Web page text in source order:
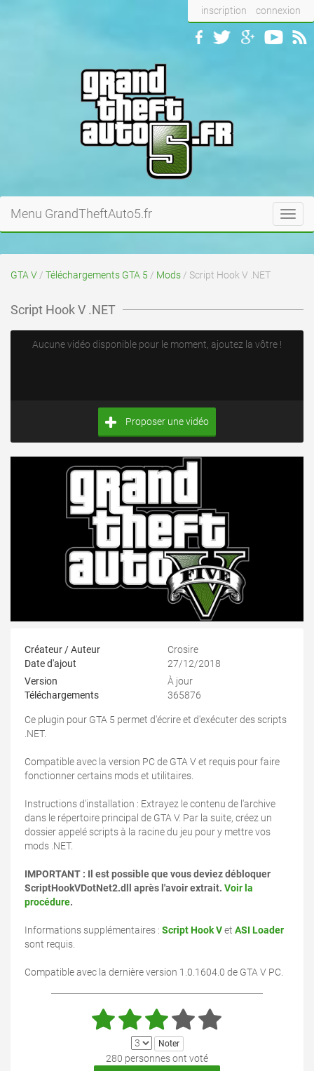
inscription connexion
Menu GrandTheftAuto5.fr
GTA V / Téléchargements GTA 5 / Mods / Script Hook V .NET
Script Hook V .NET
Aucune vidéo disponible pour le moment, ajoutez la vôtre !
Proposer une vidéo
Créateur / Auteur
Crosire
Date d'ajout
27/12/2018
Version
À jour
Téléchargements
365876
Ce plugin pour GTA 5 permet d'écrire et d'exécuter des scripts
.NET.
Compatible avec la version PC de GTA V et requis pour faire
fonctionner certains mods et utilitaires.
Instructions d'installation : Extrayez le contenu de l'archive
dans le répertoire principal de GTA V. Par la suite, créez un
dossier appelé scripts à la racine du jeu pour y mettre vos
mods .NET.
IMPORTANT : Il est possible que vous deviez débloquer
ScriptHookVDotNet2.dll après l'avoir extrait. Voir la
procédure.
Informations supplémentaires : Script Hook Vet ASI Loader
sont requis.
Compatible avec la dernière version 1.0.1604.0 de GTA V PC.
280 personnes ont voté